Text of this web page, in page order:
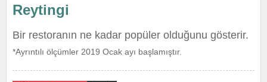
Reytingi
Bir restoranın ne kadar popüler olduğunu gösterir.
*Ayrıntılı ölçümler 2019 Ocak ayı başlamıştır.